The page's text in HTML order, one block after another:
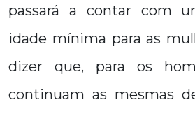
passará a contar com
idade mínima para as
dizer que, para os
continuam as mesmas